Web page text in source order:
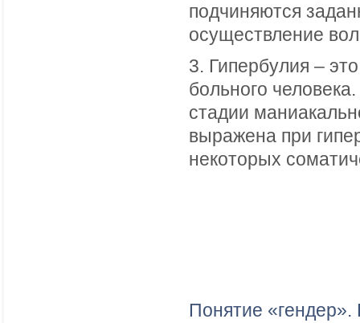
подчиняются
осуществление
3. Гипербулия –
больного
стадии
выражена при
некоторых
Понятие